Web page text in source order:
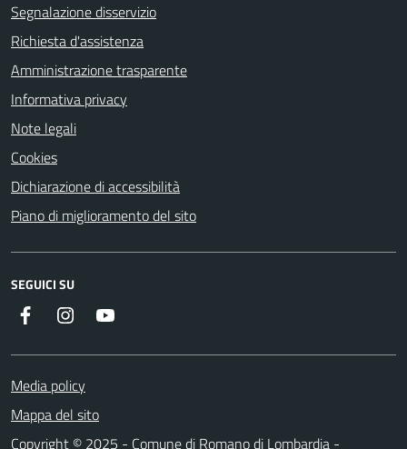
Segnalazione disservizio
Richiesta d'assistenza
Amministrazione trasparente
Informativa privacy
Note legali
Cookies
Dichiarazione di accessibilità
Piano di miglioramento del sito
SEGUICI SU
Facebook Instagram
Media policy
Mappa del sito
Copyright © 2025 - Comune di Romano di Lombardia -